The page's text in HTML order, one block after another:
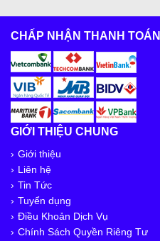
CHẤP NHẬN THANH TOÁN
GIỚI THIỆU CHUNG
Giới thiệu
Liên hệ
Tin Tức
Tuyển dụng
Điều Khoản Dịch Vụ
Chính Sách Quyền Riêng Tư